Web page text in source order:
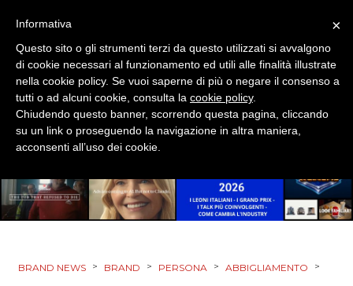
CINEMA
DIGITALE
ESTERNA
BRAND NEWS > BRAND > PERSONA > ABBIGLIAMENTO >
×
Informativa
Questo sito o gli strumenti terzi da questo utilizzati si avvalgono
di cookie necessari al funzionamento ed utili alle finalità illustrate
nella cookie policy. Se vuoi saperne di più o negare il consenso a
tutti o ad alcuni cookie, consulta la cookie policy.
Chiudendo questo banner, scorrendo questa pagina, cliccando
su un link o proseguendo la navigazione in altra maniera,
acconsenti all’uso dei cookie.